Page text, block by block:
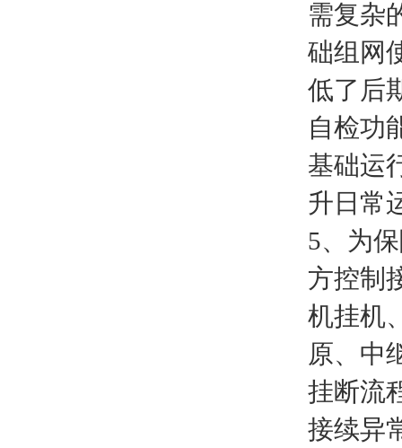
需复杂
础组网
低了后
自检功
基础运
升日常
5、为
方控制
机挂机
原、中
挂断流
接续异